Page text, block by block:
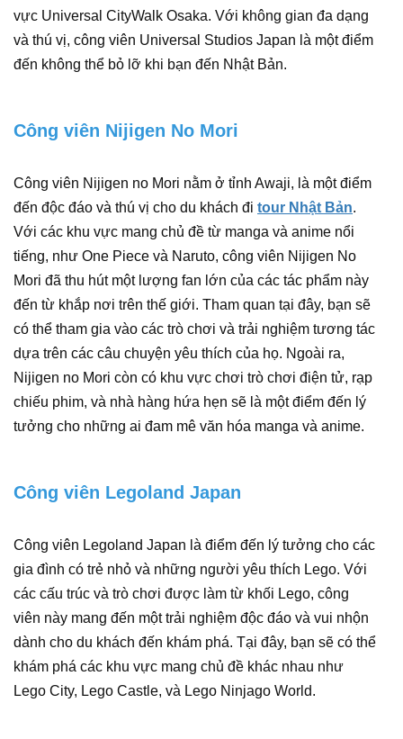
vực Universal CityWalk Osaka. Với không gian đa dạng
và thú vị, công viên Universal Studios Japan là một điểm
đến không thể bỏ lỡ khi bạn đến Nhật Bản.
Công viên Nijigen No Mori
Công viên Nijigen no Mori nằm ở tỉnh Awaji, là một điểm
đến độc đáo và thú vị cho du khách đi tour Nhật Bản.
Với các khu vực mang chủ đề từ manga và anime nổi
tiếng, như One Piece và Naruto, công viên Nijigen No
Mori đã thu hút một lượng fan lớn của các tác phẩm này
đến từ khắp nơi trên thế giới. Tham quan tại đây, bạn sẽ
có thể tham gia vào các trò chơi và trải nghiệm tương tác
dựa trên các câu chuyện yêu thích của họ. Ngoài ra,
Nijigen no Mori còn có khu vực chơi trò chơi điện tử, rạp
chiếu phim, và nhà hàng hứa hẹn sẽ là một điểm đến lý
tưởng cho những ai đam mê văn hóa manga và anime.
Công viên Legoland Japan
Công viên Legoland Japan là điểm đến lý tưởng cho các
gia đình có trẻ nhỏ và những người yêu thích Lego. Với
các cấu trúc và trò chơi được làm từ khối Lego, công
viên này mang đến một trải nghiệm độc đáo và vui nhộn
dành cho du khách đến khám phá. Tại đây, bạn sẽ có thể
khám phá các khu vực mang chủ đề khác nhau như
Lego City, Lego Castle, và Lego Ninjago World.